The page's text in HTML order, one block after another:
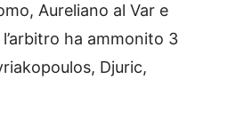
Aureliano al Var e
l’arbitro ha ammonito 3
Djuric,